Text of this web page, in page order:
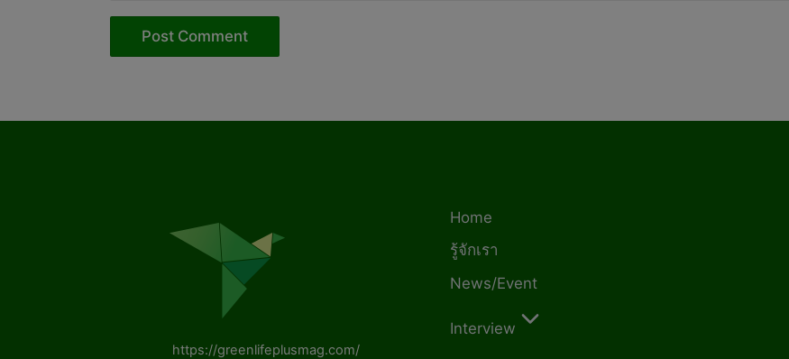
https://greenlifeplusmag.com/
Home
รู้จักเรา
News/Event
Interview